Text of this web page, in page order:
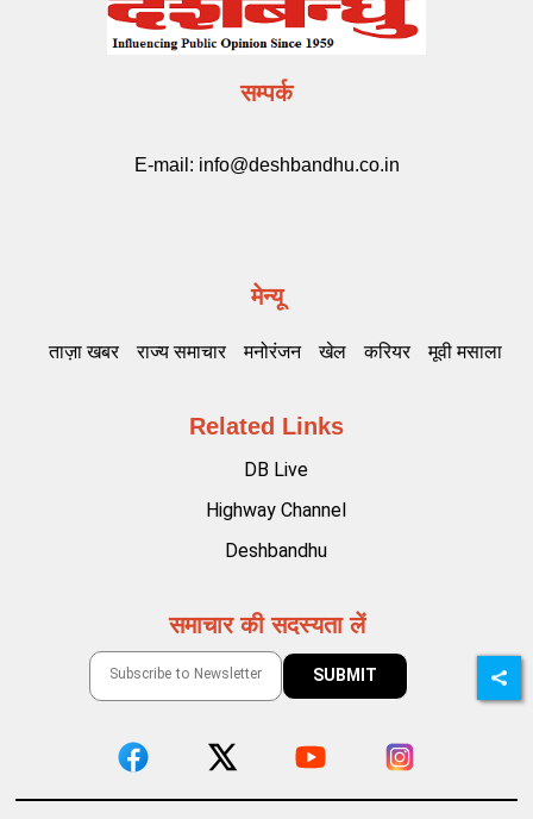
सम्पर्क
E-mail: info@deshbandhu.co.in
मेन्यू
ताज़ा खबर राज्य समाचार मनोरंजन खेल करियर मूवी मसाला
Related Links
DB Live
Highway Channel
Deshbandhu
समाचार की सदस्यता लें